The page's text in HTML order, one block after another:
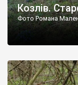
Козлів.
Фото Романа